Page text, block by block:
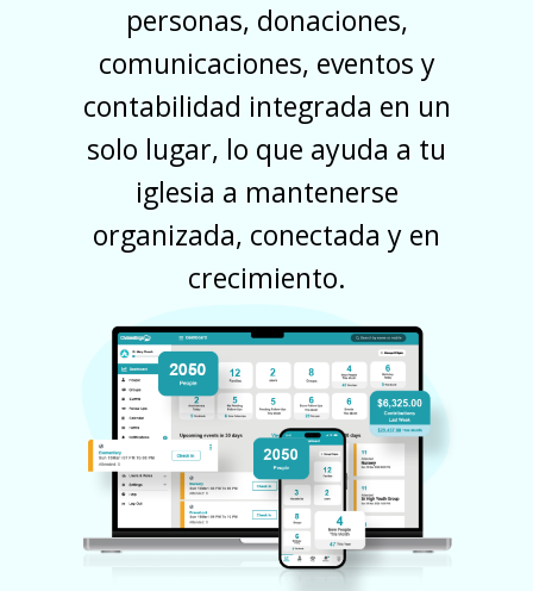
personas, donaciones,
comunicaciones, eventos y
contabilidad integrada en un
solo lugar, lo que ayuda a tu
iglesia a mantenerse
organizada, conectada y en
crecimiento.